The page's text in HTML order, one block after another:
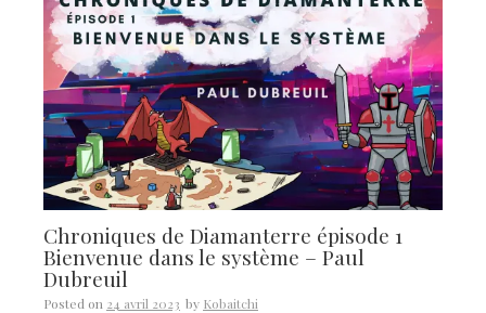
Chroniques de Diamanterre épisode 1
Bienvenue dans le système – Paul
Dubreuil
Posted on 24 avril 2023 by Kobaitchi